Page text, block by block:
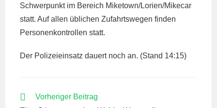
Schwerpunkt im Bereich Miketown/Lorien/Mikecar
statt. Auf allen üblichen Zufahrtswegen finden
Personenkontrollen statt.
Der Polizeieinsatz dauert noch an. (Stand 14:15)
WEITEREVorheriger Beitrag